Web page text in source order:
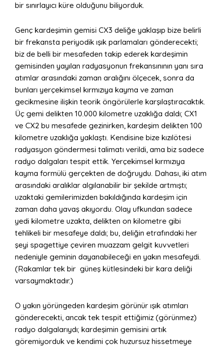
bir sınırlayıcı küre olduğunu biliyorduk.
Genç kardeşimin gemisi CX3 deliğe yaklaşıp bize belirli
bir frekansta periyodik ışık parlamaları gönderecekti;
biz de belli bir mesafeden takip ederek kardeşimin
gemisinden yayılan radyasyonun frekansınının yanı sıra
atımlar arasındaki zaman aralığını ölçecek, sonra da
bunları yerçekimsel kırmızıya kayma ve zaman
gecikmesine ilişkin teorik öngörülerle karşılaştıracaktık.
Üç gemi delikten 10.000 kilometre uzaklığa daldı; CX1
ve CX2 bu mesafede gezinirken, kardeşim delikten 100
kilometre uzaklığa yaklaştı. Kendisine bize kızılötesi
radyasyon göndermesi talimatı verildi, ama biz sadece
radyo dalgaları tespit ettik. Yerçekimsel kırmızıya
kayma formülü gerçekten de doğruydu. Dahası, iki atım
arasındaki aralıklar algılanabilir bir şekilde artmıştı;
uzaktaki gemilerimizden bakıldığında kardeşim için
zaman daha yavaş akıyordu. Olay ufkundan sadece
yedi kilometre uzakta, delikten on kilometre gibi
tehlikeli bir mesafeye daldı; bu, deliğin etrafındaki her
şeyi spagettiye çeviren muazzam gelgit kuvvetleri
nedeniyle geminin dayanabileceği en yakın mesafeydi.
(Rakamlar tek bir güneş kütlesindeki bir kara deliği
varsaymaktadır.)
O yakın yörüngeden kardeşim görünür ışık atımları
gönderecekti, ancak tek tespit ettiğimiz (görünmez)
radyo dalgalarıydı; kardeşimin gemisini artık
göremiyorduk ve kendimi çok huzursuz hissetmeye